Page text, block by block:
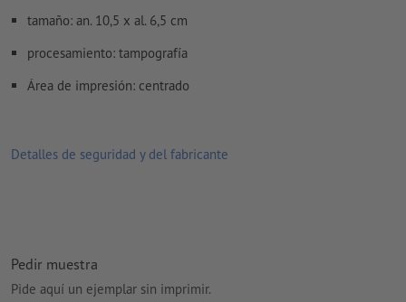
Encontrarás más información y consejos sobre
datos vectorialesen nuestro centro de ayuda.
tamaño: an. 10,5 x al. 6,5 cm
procesamiento: tampografía
Área de impresión: centrado
Detalles de seguridad y del fabricante
Pedir muestra
Pide aquí un ejemplar sin imprimir.